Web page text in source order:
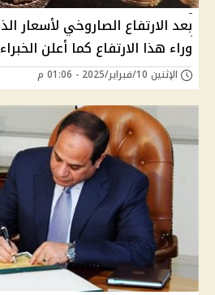
وراء هذا الارتفاع كما أعلن الخبراء
الإثنين 10/فبراير/2025 - 01:06 م